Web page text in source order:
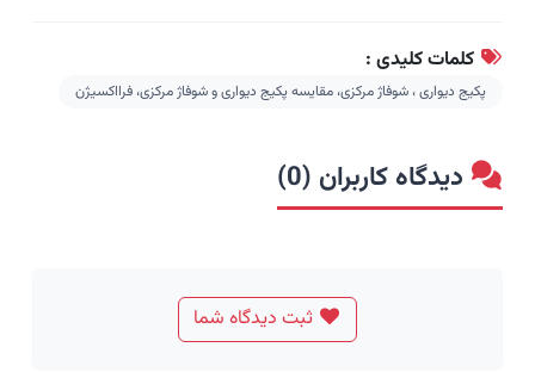
کلمات کلیدی :
پکیج دیواری ، شوفاژ مرکزی، مقایسه پکیج دیواری و شوفاژ مرکزی، فرااکسیژن
دیدگاه کاربران (0)
ثبت دیدگاه شما